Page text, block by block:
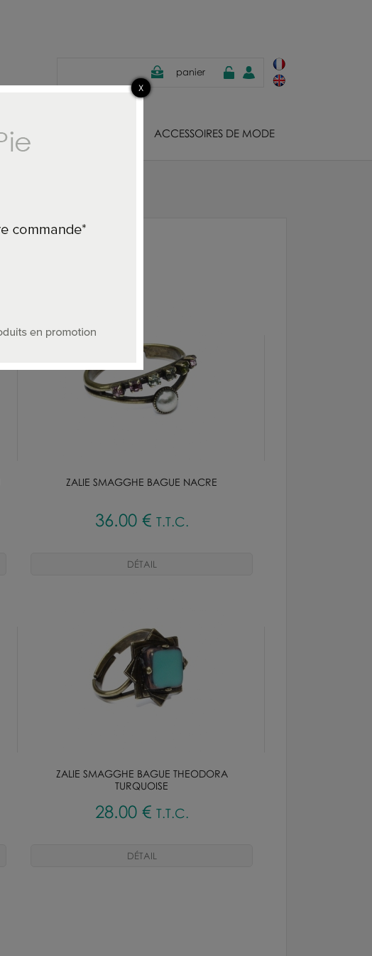
panier
ACCESSOIRES DE MODE
ZALIE SMAGGHE BAGUE NACRE
36.00 € T.T.C.
ZALIE SMAGGHE BAGUE THEODORA
TURQUOISE
28.00 € T.T.C.